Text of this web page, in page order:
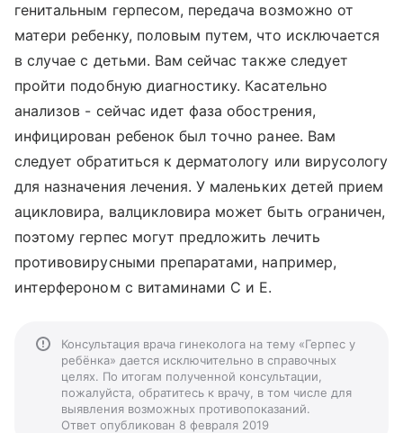
генитальным герпесом, передача возможно от
матери ребенку, половым путем, что исключается
в случае с детьми. Вам сейчас также следует
пройти подобную диагностику. Касательно
анализов - сейчас идет фаза обострения,
инфицирован ребенок был точно ранее. Вам
следует обратиться к дерматологу или вирусологу
для назначения лечения. У маленьких детей прием
ацикловира, валцикловира может быть ограничен,
поэтому герпес могут предложить лечить
противовирусными препаратами, например,
интерфероном с витаминами С и Е.
Консультация врача гинеколога на тему «Герпес у
ребёнка» дается исключительно в справочных
целях. По итогам полученной консультации,
пожалуйста, обратитесь к врачу, в том числе для
выявления возможных противопоказаний.
Ответ опубликован 8 февраля 2019